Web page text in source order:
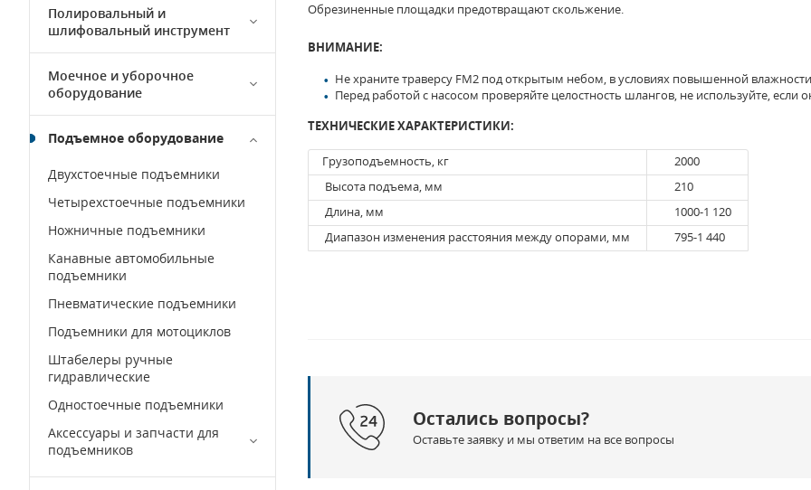
Полировальный и
шлифовальный инструмент
Моечное и уборочное
оборудование
Подъемное оборудование
Двухстоечные подъемники
Четырехстоечные подъемники
Ножничные подъемники
Канавные автомобильные
подъемники
Пневматические подъемники
Подъемники для мотоциклов
Штабелеры ручные
гидравлические
Одностоечные подъемники
Аксессуары и запчасти для
подъемников
Обрезиненные площадки предотвращают скольжение.
ВНИМАНИЕ:
Не храните траверсу FM2 под открытым небом, в условиях повышенной
Перед работой с насосом проверяйте целостность шлангов, не используйте, если
ТЕХНИЧЕСКИЕ ХАРАКТЕРИСТИКИ:
Грузоподъемность, кг
2000
Высота подъема, мм
210
Длина, мм
1000-1 120
Диапазон изменения расстояния между опорами, мм
795-1 440
Остались вопросы?
Оставьте заявку и мы ответим на все вопросы